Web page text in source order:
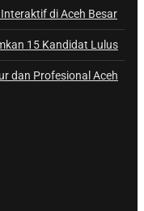
di Aceh Besar
15 Kandidat Lulus
dan Profesional Aceh